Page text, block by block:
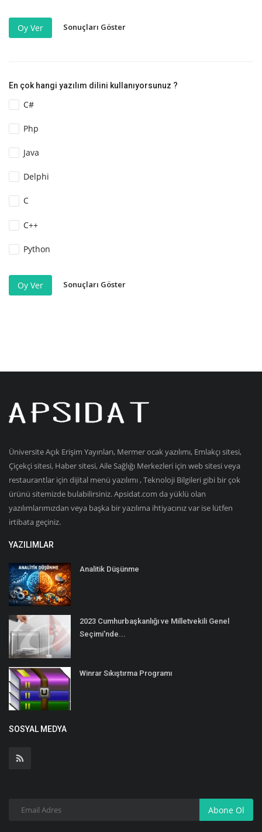
Oy Ver Sonuçları Göster
En çok hangi yazılım dilini kullanıyorsunuz ?
C#
Php
Java
Delphi
C
C++
Python
Oy Ver Sonuçları Göster
Üniversite Açık Erişim Yayınları, Mermer ocak yazılımı, Emlakçı sitesi,
Çiçekçi sitesi, Haber sitesi, Aile Sağlığı Merkezleri için web sitesi veya
restaurantlar için dijital menü yazılımı , Teknoloji Bilgileri gibi bir çok
ürünü sitemizde bulabilirsiniz. Apsidat.com da yüklü olan
yazılımlarımızdan veya başka bir yazılıma ihtiyacınız var ise lütfen
irtibata geçiniz.
YAZILIMLAR
Analitik Düşünme
2023 Cumhurbaşkanlığı ve Milletvekili Genel
Seçimi'nde...
Winrar Sıkıştırma Programı
SOSYAL MEDYA
Abone Ol